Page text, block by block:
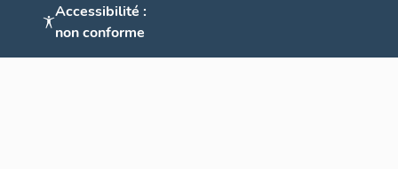
Accessibilité :
non conforme